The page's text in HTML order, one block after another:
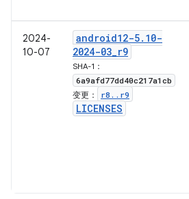
2024-
10-07
android12-5. 10-
2024-03_r9
SHA-1：
6a9afd77dd40c217a1cb
变更： r8 . . r9
LICENSES